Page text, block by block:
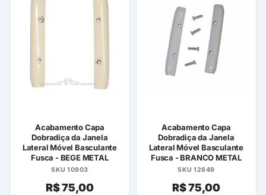
Acabamento Capa
Dobradiça da Janela
Lateral Móvel Basculante
Fusca - BEGE METAL
SKU 10903
R$75,00
Acabamento Capa
Dobradiça da Janela
Lateral Móvel Basculante
Fusca - BRANCO METAL
SKU 12649
R$75,00